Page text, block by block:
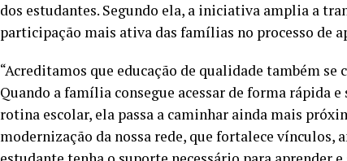
dos estudantes. Segundo ela, a iniciativa amplia a
participação mais ativa das famílias no processo de
“Acreditamos que educação de qualidade também
Quando a família consegue acessar de forma rápida
rotina escolar, ela passa a caminhar ainda mais
modernização da nossa rede, que fortalece vínculos,